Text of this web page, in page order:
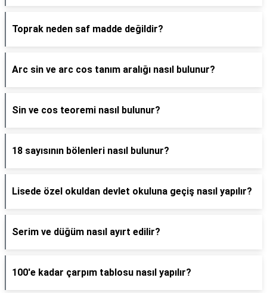
Toprak neden saf madde değildir?
Arc sin ve arc cos tanım aralığı nasıl bulunur?
Sin ve cos teoremi nasıl bulunur?
18 sayısının bölenleri nasıl bulunur?
Lisede özel okuldan devlet okuluna geçiş nasıl yapılır?
Serim ve düğüm nasıl ayırt edilir?
100'e kadar çarpım tablosu nasıl yapılır?